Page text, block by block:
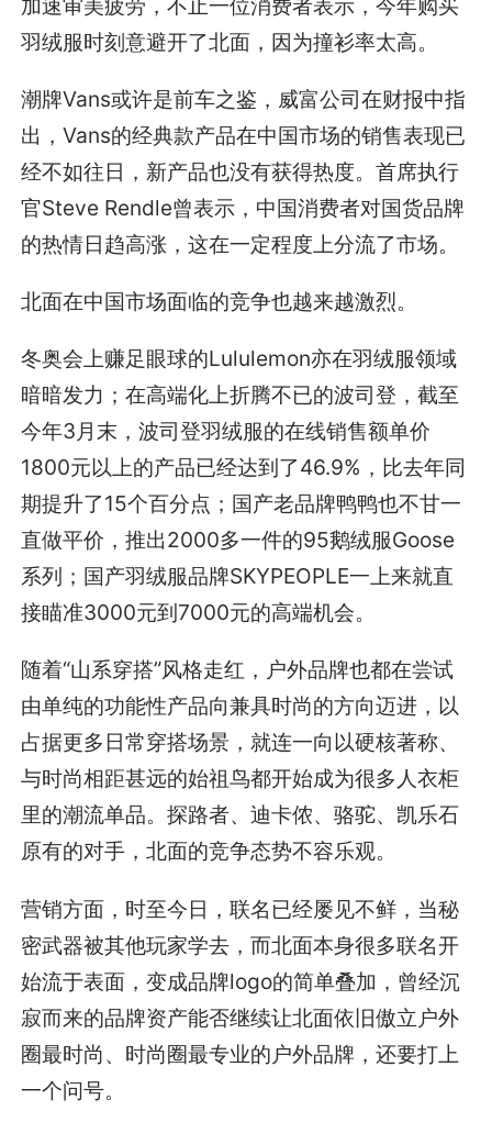
加速审美疲劳，不止一位消费者表示，今年购买
羽绒服时刻意避开了北面，因为撞衫率太高。
潮牌Vans或许是前车之鉴，威富公司在财报中指
出，Vans的经典款产品在中国市场的销售表现已
经不如往日，新产品也没有获得热度。首席执行
官Steve Rendle曾表示，中国消费者对国货品牌
的热情日趋高涨，这在一定程度上分流了市场。
北面在中国市场面临的竞争也越来越激烈。
冬奥会上赚足眼球的Lululemon亦在羽绒服领域
暗暗发力；在高端化上折腾不已的波司登，截至
今年3月末，波司登羽绒服的在线销售额单价
1800元以上的产品已经达到了46.9%，比去年同
期提升了15个百分点；国产老品牌鸭鸭也不甘一
直做平价，推出2000多一件的95鹅绒服Goose
系列；国产羽绒服品牌SKYPEOPLE一上来就直
接瞄准3000元到7000元的高端机会。
随着“山系穿搭”风格走红，户外品牌也都在尝试
由单纯的功能性产品向兼具时尚的方向迈进，以
占据更多日常穿搭场景，就连一向以硬核著称、
与时尚相距甚远的始祖鸟都开始成为很多人衣柜
里的潮流单品。探路者、迪卡侬、骆驼、凯乐石
原有的对手，北面的竞争态势不容乐观。
营销方面，时至今日，联名已经屡见不鲜，当秘
密武器被其他玩家学去，而北面本身很多联名开
始流于表面，变成品牌logo的简单叠加，曾经沉
寂而来的品牌资产能否继续让北面依旧傲立户外
圈最时尚、时尚圈最专业的户外品牌，还要打上
一个问号。